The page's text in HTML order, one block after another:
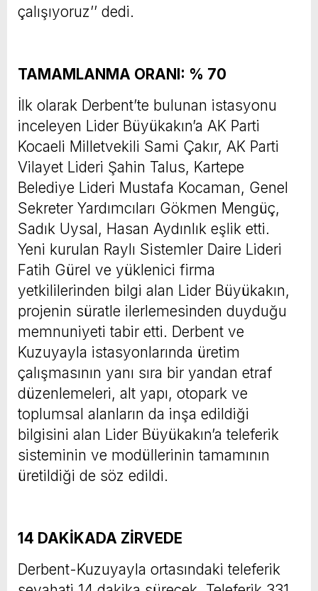
çalışıyoruz’’ dedi.
TAMAMLANMA ORANI: % 70
İlk olarak Derbent’te bulunan istasyonu
inceleyen Lider Büyükakın’a AK Parti
Kocaeli Milletvekili Sami Çakır, AK Parti
Vilayet Lideri Şahin Talus, Kartepe
Belediye Lideri Mustafa Kocaman, Genel
Sekreter Yardımcıları Gökmen Mengüç,
Sadık Uysal, Hasan Aydınlık eşlik etti.
Yeni kurulan Raylı Sistemler Daire Lideri
Fatih Gürel ve yüklenici firma
yetkililerinden bilgi alan Lider Büyükakın,
projenin süratle ilerlemesinden duyduğu
memnuniyeti tabir etti. Derbent ve
Kuzuyayla istasyonlarında üretim
çalışmasının yanı sıra bir yandan etraf
düzenlemeleri, alt yapı, otopark ve
toplumsal alanların da inşa edildiği
bilgisini alan Lider Büyükakın’a teleferik
sisteminin ve modüllerinin tamamının
üretildiği de söz edildi.
14 DAKİKADA ZİRVEDE
Derbent-Kuzuyayla ortasındaki teleferik